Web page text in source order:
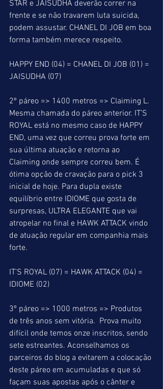
STAR e JAISUDHA deverão correr na
frente e se não travarem luta suicida,
podem assustar. CHANEL DI JOB em boa
forma também merece respeito.
HAPPY END (04) = CHANEL DI JOB (01) =
JAISUDHA (07)
2º páreo => 1400 metros => Claiming L.
Mesma chamada do páreo anterior. IT’S
ROYAL está no mesmo caso de HAPPY
END, uma vez que correu prova forte em
sua última atuação e retorna ao
Claiming onde sempre correu bem. É
ótima opção de cravação para o pick 3
inicial de hoje. Para dupla existe
equilíbrio entre IDIOME que gosta de
surpresas, ULTRA ELEGANTE que vai
atropelar no final e HAWK ATTACK vindo
de atuação regular em companhia mais
forte.
IT’S ROYAL (07) = HAWK ATTACK (04) =
IDIOME (02)
3º páreo => 1000 metros => Produtos
de três anos sem vitória.  Prova muito
difícil onde temos onze inscritos, sendo
sete estreantes. Aconselhamos os
parceiros do blog a evitarem a colocação
deste páreo em acumuladas e que só
façam suas apostas após o cânter e